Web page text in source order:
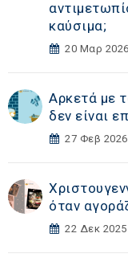
καύσιμα;
20 Μαρ 2026
Αρκετά με
δεν είναι
27 Φεβ 2026
όταν
22 Δεκ 2025